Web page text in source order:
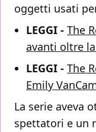
oggetti usati
LEGGI - The
avanti oltre
LEGGI - The
Emily
La serie aveva
spettatori e un